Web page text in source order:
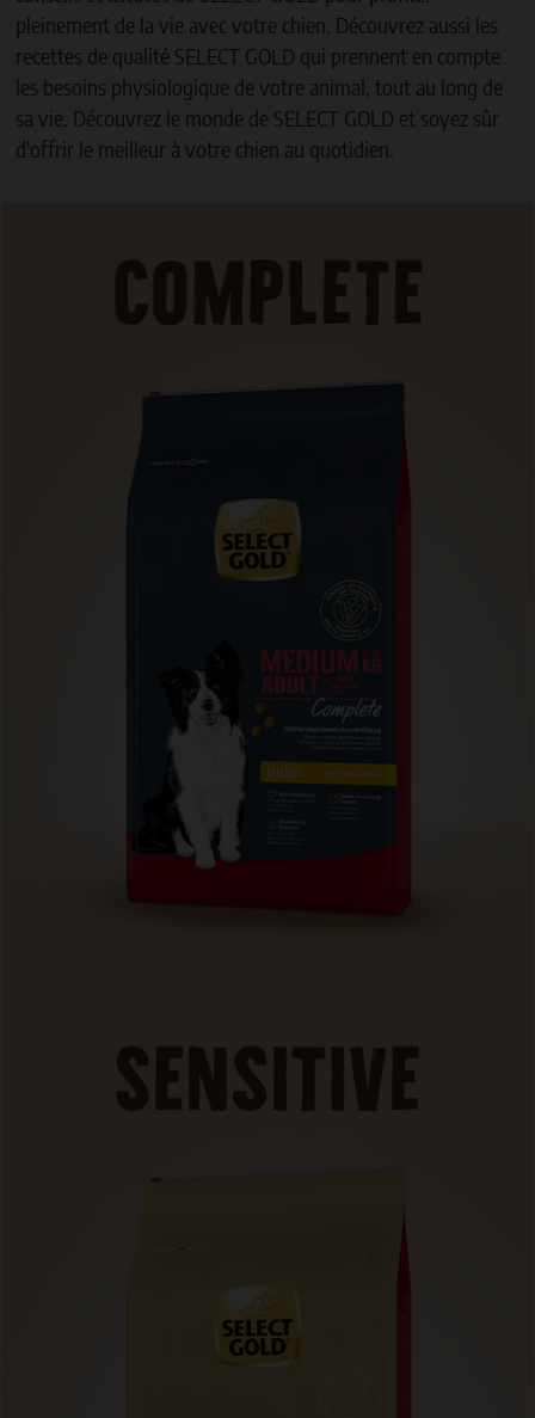
pleinement de la vie avec votre chien. Découvrez aussi les
recettes de qualité SELECT GOLD qui prennent en compte
les besoins physiologique de votre animal, tout au long de
sa vie. Découvrez le monde de SELECT GOLD et soyez sûr
d'offrir le meilleur à votre chien au quotidien.